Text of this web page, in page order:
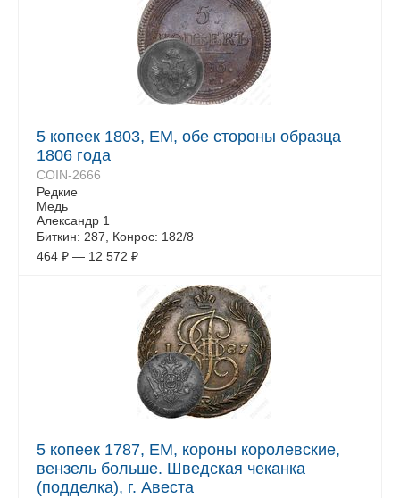
5 копеек 1803, ЕМ, обе стороны образца
1806 года
COIN-2666
Редкие
Медь
Александр 1
Биткин: 287, Конрос: 182/8
464 ₽ — 12 572 ₽
5 копеек 1787, ЕМ, короны королевские,
вензель больше. Шведская чеканка
(подделка), г. Авеста